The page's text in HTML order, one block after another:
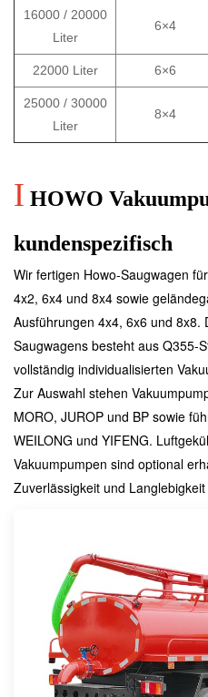
16000 / 20000
Liter
6×4
22000 Liter 6×6
25000 / 30000
Liter
8×4
I HOWO
kundenspezifisch
Wir fertigen Howo-Saugwagen
4x2, 6x4 und 8x4 sowie
Ausführungen 4x4, 6x6 und 8x8.
Saugwagens besteht aus Q355-
vollständig individualisierten
Zur Auswahl stehen
MORO, JUROP und BP sowie
WEILONG und YIFENG.
Vakuumpumpen sind optional
Zuverlässigkeit und